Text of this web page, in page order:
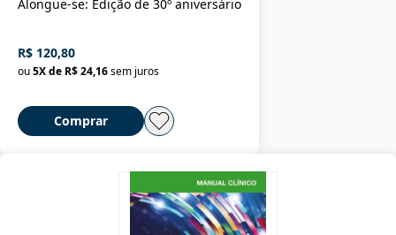
Alongue-se: Edição de 30º aniversário
R$ 120,80
ou5X de R$ 24,16sem juros
Comprar